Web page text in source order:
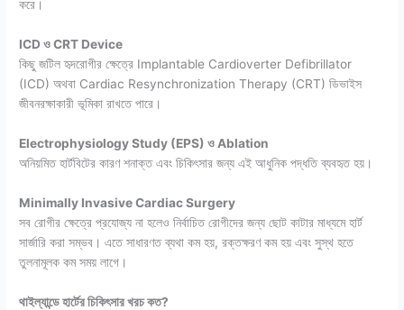
করে।
ICD ও CRT Device
কিছু জটিল হৃদরোগীর ক্ষেত্রে Implantable Cardioverter Defibrillator
(ICD) অথবা Cardiac Resynchronization Therapy (CRT) ডিভাইস
জীবনরক্ষাকারী ভূমিকা রাখতে পারে।
Electrophysiology Study (EPS) ও Ablation
অনিয়মিত হার্টবিটের কারণ শনাক্ত এবং চিকিৎসার জন্য এই আধুনিক পদ্ধতি ব্যবহৃত হয়।
Minimally Invasive Cardiac Surgery
সব রোগীর ক্ষেত্রে প্রযোজ্য না হলেও নির্বাচিত রোগীদের জন্য ছোট কাটার মাধ্যমে হার্ট
সার্জারি করা সম্ভব। এতে সাধারণত ব্যথা কম হয়, রক্তক্ষরণ কম হয় এবং সুস্থ হতে
তুলনামূলক কম সময় লাগে।
থাইল্যান্ডে হার্টের চিকিৎসার খরচ কত?